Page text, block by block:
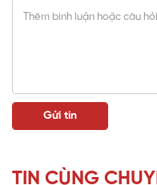
TIN CÙNG